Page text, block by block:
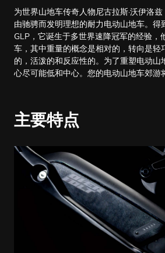
为世界山地车传奇人物尼古拉斯·沃伊洛
由驰骋而发明理想的耐力电动山地车。
GLP，它诞生于多世界速降冠军的经验，
车，其中重量的概念是相对的，转向是轻
的，活泼的和反应性的。为了重塑电动山
心尽可能低和中心。您的电动山地车郊游
主要特点